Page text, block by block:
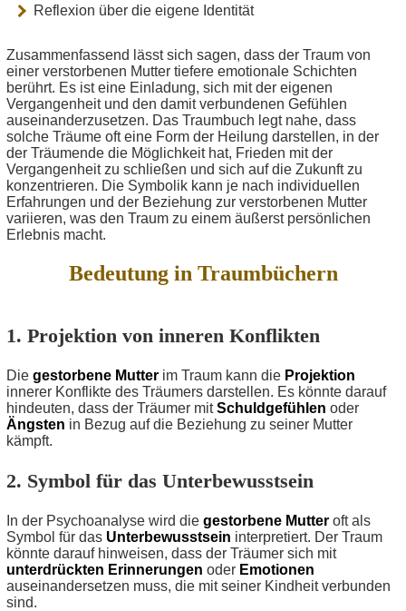
Reflexion über die eigene Identität
Zusammenfassend lässt sich sagen, dass der Traum von
einer verstorbenen Mutter tiefere emotionale Schichten
berührt. Es ist eine Einladung, sich mit der eigenen
Vergangenheit und den damit verbundenen Gefühlen
auseinanderzusetzen. Das Traumbuch legt nahe, dass
solche Träume oft eine Form der Heilung darstellen, in der
der Träumende die Möglichkeit hat, Frieden mit der
Vergangenheit zu schließen und sich auf die Zukunft zu
konzentrieren. Die Symbolik kann je nach individuellen
Erfahrungen und der Beziehung zur verstorbenen Mutter
variieren, was den Traum zu einem äußerst persönlichen
Erlebnis macht.
Bedeutung in Traumbüchern
1. Projektion von inneren Konflikten
Die gestorbene Mutter im Traum kann die Projektion
innerer Konflikte des Träumers darstellen. Es könnte darauf
hindeuten, dass der Träumer mitSchuldgefühlen oder
Ängsten in Bezug auf die Beziehung zu seiner Mutter
kämpft.
2. Symbol für das Unterbewusstsein
In der Psychoanalyse wird die gestorbene Mutter oft als
Symbol für das Unterbewusstsein interpretiert. Der Traum
könnte darauf hinweisen, dass der Träumer sich mit
unterdrückten Erinnerungen oder Emotionen
auseinandersetzen muss, die mit seiner Kindheit verbunden
sind.